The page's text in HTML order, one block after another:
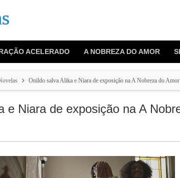
ACELERADO A NOBREZA DO AMOR
Onildo salva Alika e Niara de exposição na A Nobreza do Amor
e Niara de exposição na A